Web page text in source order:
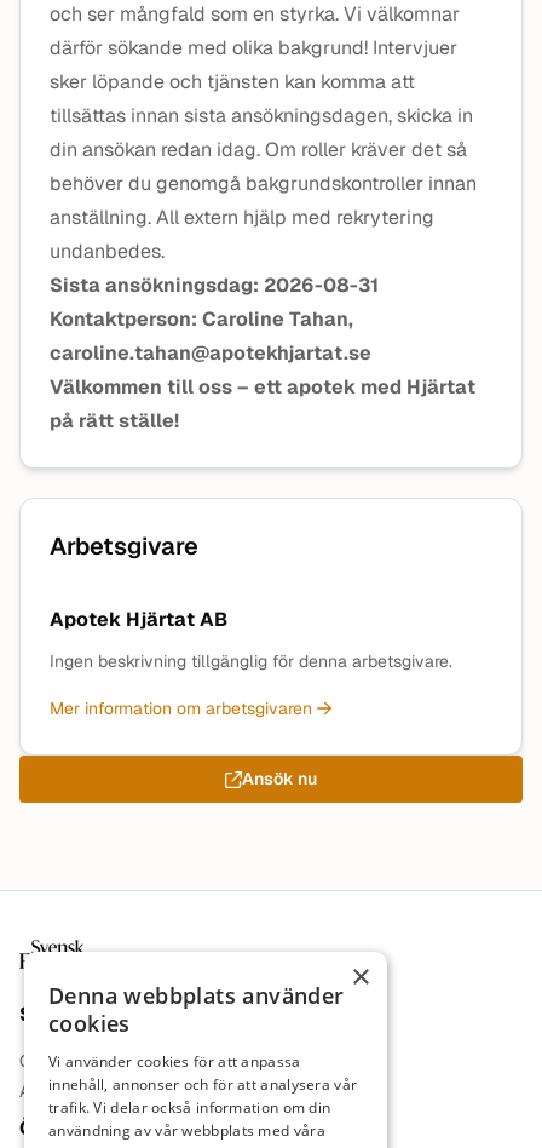
och ser mångfald som en styrka. Vi välkomnar
därför sökande med olika bakgrund! Intervjuer
sker löpande och tjänsten kan komma att
tillsättas innan sista ansökningsdagen, skicka in
din ansökan redan idag. Om roller kräver det så
behöver du genomgå bakgrundskontroller innan
anställning. All extern hjälp med rekrytering
undanbedes.
Sista ansökningsdag: 2026-08-31
Kontaktperson: Caroline Tahan,
caroline.tahan@apotekhjartat.se
Välkommen till oss – ett apotek med Hjärtat
på rätt ställe!
Arbetsgivare
Apotek Hjärtat AB
Ingen beskrivning tillgänglig för denna arbetsgivare.
Mer information om arbetsgivaren
Ansök nu
Sajt
Om oss
Annonsera
Övrigt
×
Denna webbplats använder
cookies
Vi använder cookies för att anpassa
innehåll, annonser och för att analysera vår
trafik. Vi delar också information om din
användning av vår webbplats med våra